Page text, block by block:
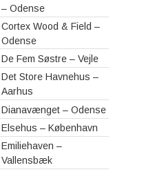
– Odense
Cortex Wood & Field –
Odense
De Fem Søstre – Vejle
Det Store Havnehus –
Aarhus
Dianavænget – Odense
Elsehus – København
Emiliehaven –
Vallensbæk